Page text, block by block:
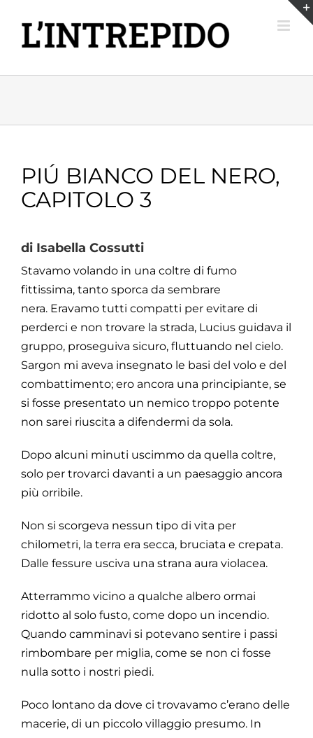
contenuto
PIÚ BIANCO DEL NERO,
CAPITOLO 3
di Isabella Cossutti
Stavamo volando in una coltre di fumo
fittissima, tanto sporca da sembrare
nera. Eravamo tutti compatti per evitare di
perderci e non trovare la strada, Lucius guidava il
gruppo, proseguiva sicuro, fluttuando nel cielo.
Sargon mi aveva insegnato le basi del volo e del
combattimento; ero ancora una principiante, se
si fosse presentato un nemico troppo potente
non sarei riuscita a difendermi da sola.
Dopo alcuni minuti uscimmo da quella coltre,
solo per trovarci davanti a un paesaggio ancora
più orribile.
Non si scorgeva nessun tipo di vita per
chilometri, la terra era secca, bruciata e crepata.
Dalle fessure usciva una strana aura violacea.
Atterrammo vicino a qualche albero ormai
ridotto al solo fusto, come dopo un incendio.
Quando camminavi si potevano sentire i passi
rimbombare per miglia, come se non ci fosse
nulla sotto i nostri piedi.
Poco lontano da dove ci trovavamo c’erano delle
macerie, di un piccolo villaggio presumo. In